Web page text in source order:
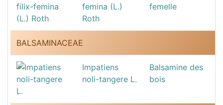
femina (L.)
Roth
femelle
BALSAMINACEAE
Impatiens
noli-tangere L.
Balsamine des
bois